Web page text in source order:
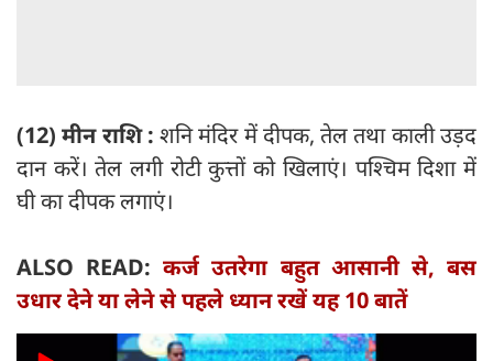
(12) मीन राशि : शनि मंदिर में दीपक, तेल तथा काली उड़द
दान करें। तेल लगी रोटी कुत्तों को खिलाएं। पश्चिम दिशा में
घी का दीपक लगाएं।
ALSO READ:कर्ज उतरेगा बहुत आसानी से, बस
उधार देने या लेने से पहले ध्यान रखें यह 10 बातें